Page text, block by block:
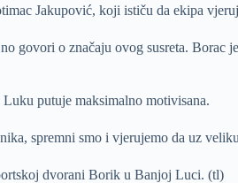
Jakupović, koji ističu da ekipa
govori o značaju ovog susreta.
putuje maksimalno motivisana.
spremni smo i vjerujemo da uz
dvorani Borik u Banjoj Luci. (tl)